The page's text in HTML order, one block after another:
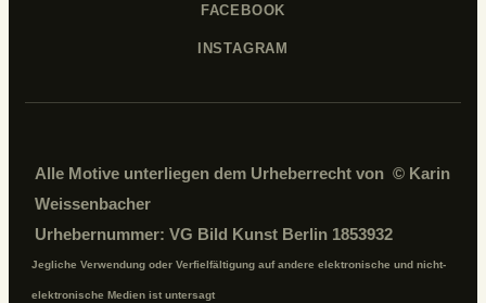
FACEBOOK
INSTAGRAM
Alle Motive unterliegen dem Urheberrecht von © Karin
Weissenbacher
Urhebernummer: VG Bild Kunst Berlin 1853932
Jegliche Verwendung oder Verfielfältigung auf andere elektronische und nicht-
elektronische Medien ist untersagt